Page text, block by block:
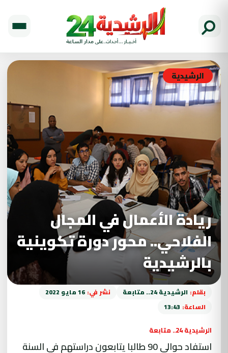
الرشيدية
ريادة الأعمال في المجال
الفلاحي.. محور دورة تكوينية
بالرشيدية
بقلم: الرشيدية 24.. متابعة نشر في: 16 مايو 2022
الساعة: 13:43
الرشيدية 24.. متابعة
استفاد حوالي 90 طالبا يتابعون دراستهم في السنة